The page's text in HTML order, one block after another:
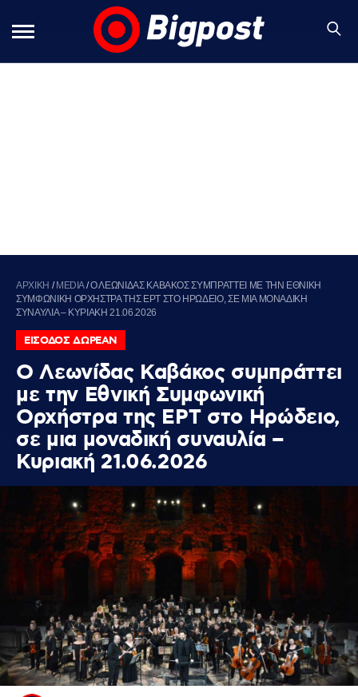
ΑΡΧΙΚΗ / MEDIA/Ο ΛΕΩΝΙΔΑΣ ΚΑΒΑΚΟΣ ΣΥΜΠΡΑΤΤΕΙ ΜΕ ΤΗΝ ΕΘΝΙΚΗ
ΣΥΜΦΩΝΙΚΗ ΟΡΧΗΣΤΡΑ ΤΗΣ ΕΡΤ ΣΤΟ ΗΡΩΔΕΙΟ, ΣΕ ΜΙΑ ΜΟΝΑΔΙΚΗ
ΣΥΝΑΥΛΙΑ – ΚΥΡΙΑΚΗ 21.06.2026
ΕΙΣΟΔΟΣ ΔΩΡΕΑΝ
Ο Λεωνίδας Καβάκος συμπράττει
με την Εθνική Συμφωνική
Ορχήστρα της ΕΡΤ στο Ηρώδειο,
σε μια μοναδική συναυλία –
Κυριακή 21.06.2026